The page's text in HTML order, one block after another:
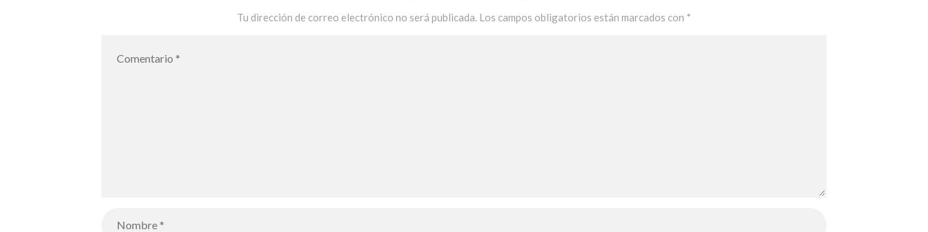
Tu dirección de correo electrónico no será publicada. Los campos obligatorios están marcados con *